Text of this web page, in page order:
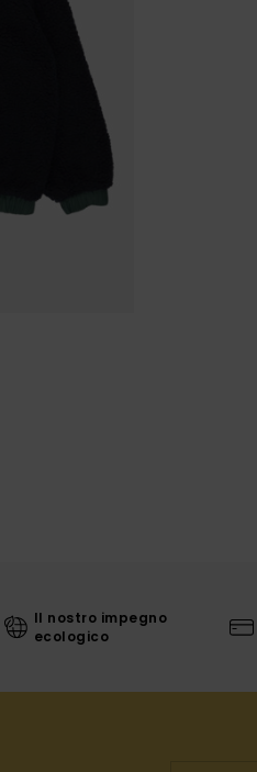
Il nostro impegno
ecologico